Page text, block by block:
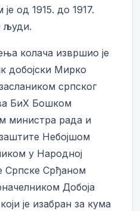
од 1915. до 1917.
људи.
колача извршио је
добојски Мирко
српског
БиХ Бошком
министра рада и
Небојшом
у Народној
Српске Срђаном
Добоја
је изабран за кума